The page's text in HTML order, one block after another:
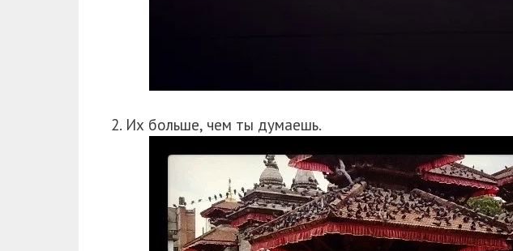
2. Их больше, чем ты думаешь.